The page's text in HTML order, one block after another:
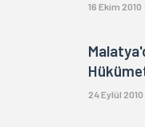
16 Ekim 2010
24 Eylül 2010